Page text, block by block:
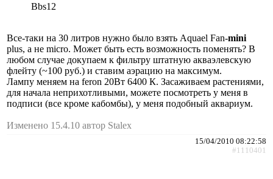
Bbs12
Все-таки на 30 литров нужно было взять Aquael Fan-mini
plus, а не micro. Может быть есть возможность поменять? В
любом случае докупаем к фильтру штатную акваэлевскую
флейту (~100 руб.) и ставим аэрацию на максимум.
Лампу меняем на feron 20Вт 6400 К. Засаживаем растениями,
для начала неприхотливыми, можете посмотреть у меня в
подписи (все кроме кабомбы), у меня подобный аквариум.
Изменено 15.4.10 автор Stalex
15/04/2010 08:22:58
#1110401